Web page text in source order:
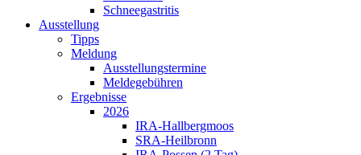
Schneegastritis
Ausstellung
Tipps
Meldung
Ausstellungstermine
Meldegebühren
Ergebnisse
2026
IRA-Hallbergmoos
SRA-Heilbronn